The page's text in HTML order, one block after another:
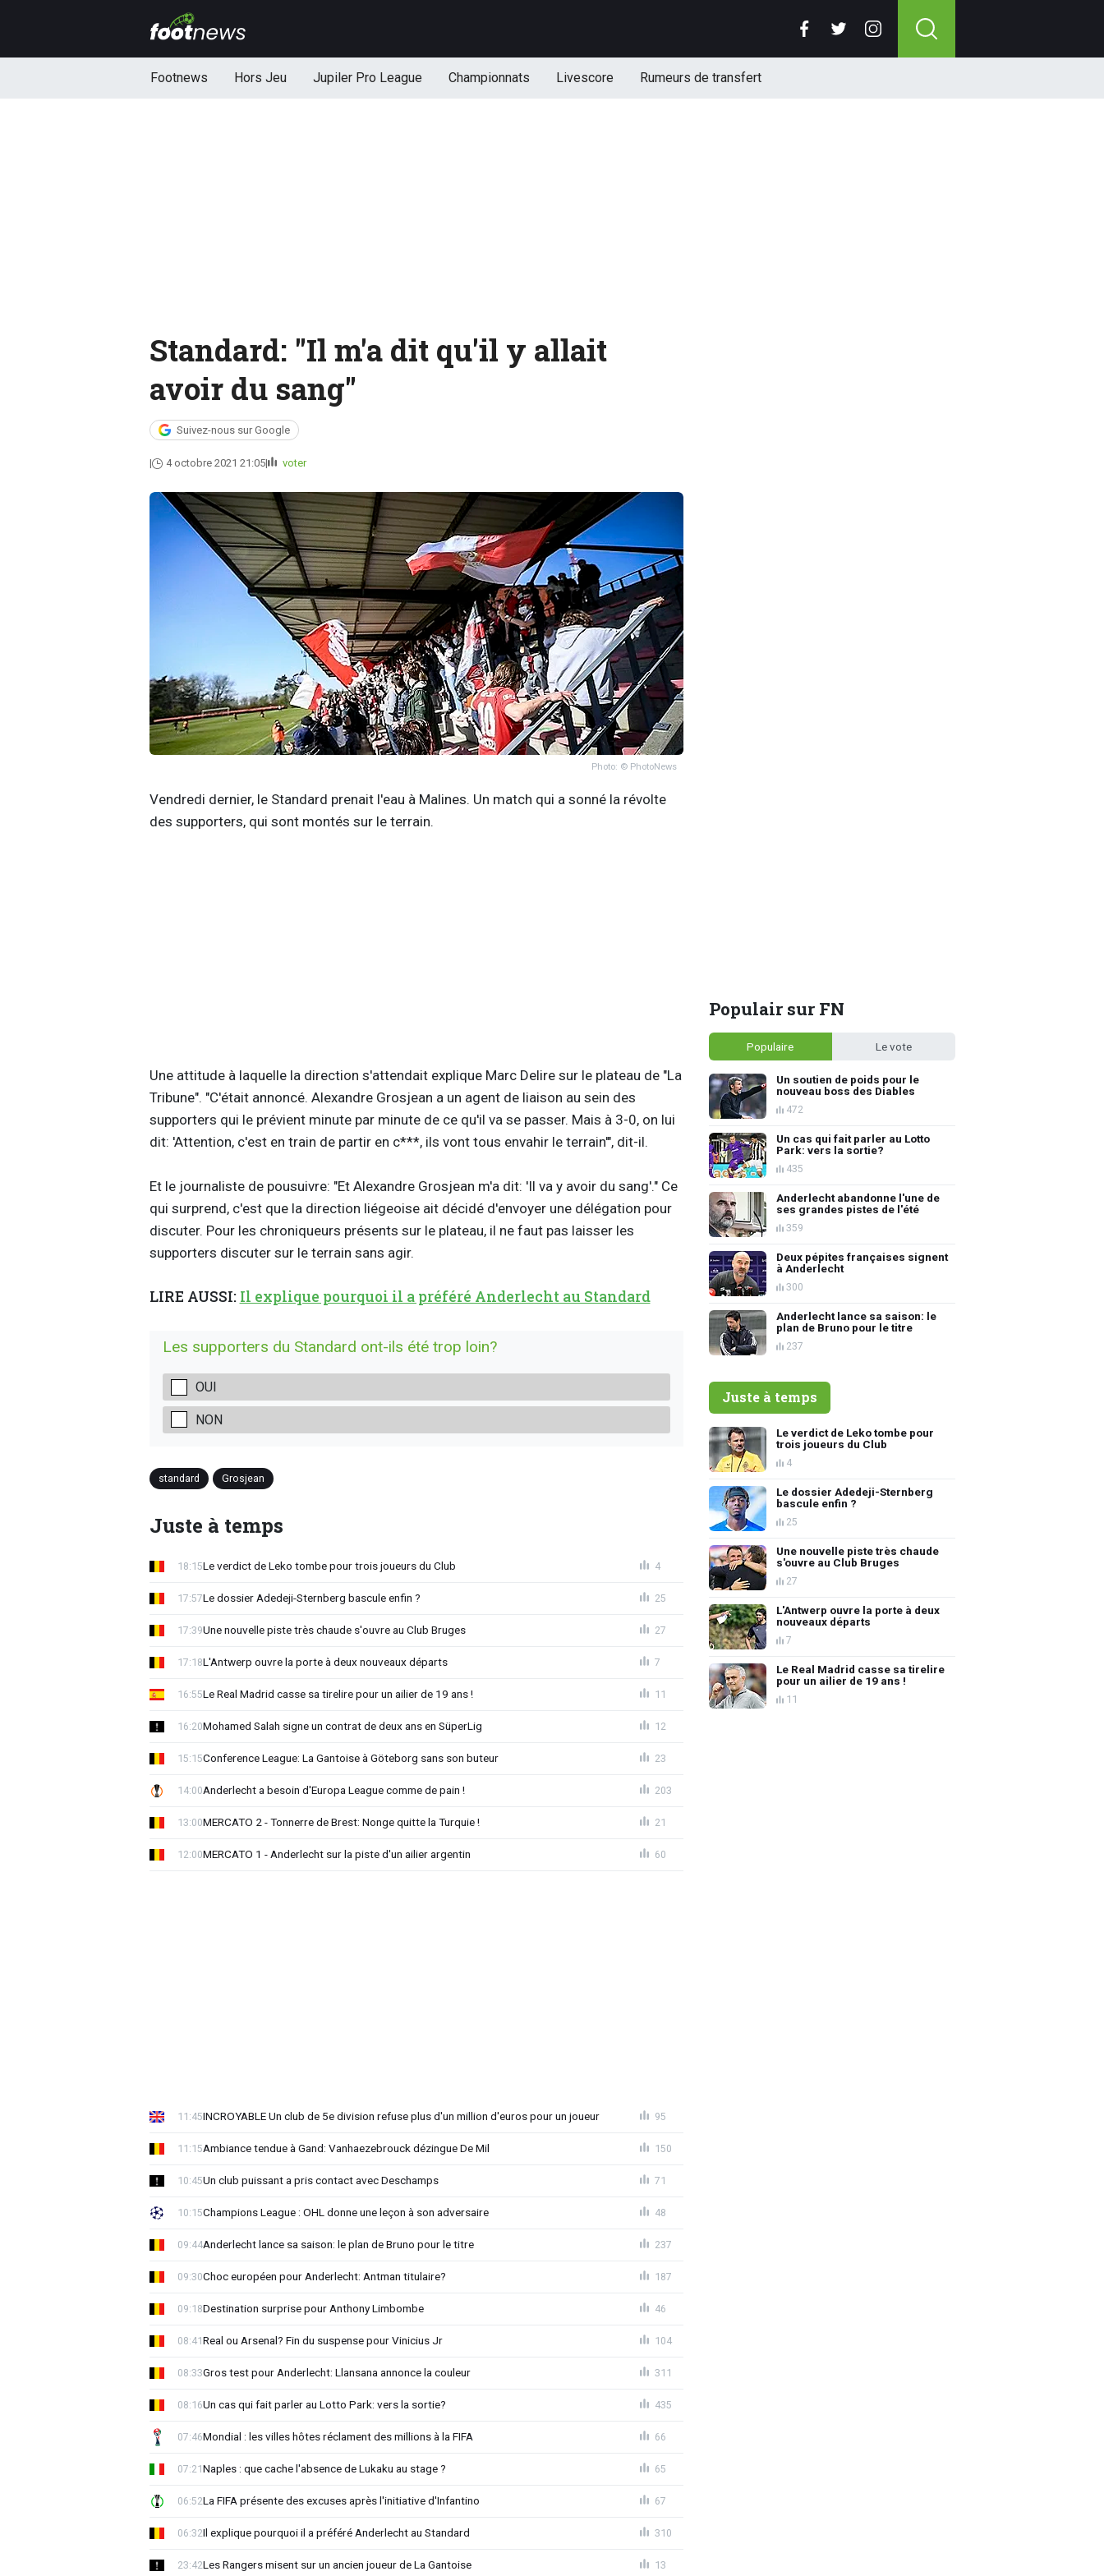
Footnews Hors Jeu Jupiler Pro League Championnats Livescore Rumeurs de transfert
Standard: "Il m'a dit qu'il y allait
avoir du sang"
Suivez-nous sur Google
4 octobre 2021 21:05 voter
Photo: © PhotoNews
Vendredi dernier, le Standard prenait l'eau à Malines. Un match qui a sonné la révolte
des supporters, qui sont montés sur le terrain.
Une attitude à laquelle la direction s'attendait explique Marc Delire sur le plateau de "La
Tribune". "C'était annoncé. Alexandre Grosjean a un agent de liaison au sein des
supporters qui le prévient minute par minute de ce qu'il va se passer. Mais à 3-0, on lui
dit: 'Attention, c'est en train de partir en c***, ils vont tous envahir le terrain'", dit-il.
Et le journaliste de pousuivre: "Et Alexandre Grosjean m'a dit: 'Il va y avoir du sang'." Ce
qui surprend, c'est que la direction liégeoise ait décidé d'envoyer une délégation pour
discuter. Pour les chroniqueurs présents sur le plateau, il ne faut pas laisser les
supporters discuter sur le terrain sans agir.
LIRE AUSSI: Il explique pourquoi il a préféré Anderlecht au Standard
Les supporters du Standard ont-ils été trop loin?
OUI
NON
standard Grosjean
Juste à temps
Le verdict de Leko tombe pour trois joueurs du Club
18:15 4
Le dossier Adedeji-Sternberg bascule enfin ?
17:57 25
Une nouvelle piste très chaude s'ouvre au Club Bruges
17:39 27
L'Antwerp ouvre la porte à deux nouveaux départs
17:18 7
Le Real Madrid casse sa tirelire pour un ailier de 19 ans !
16:55 11
Mohamed Salah signe un contrat de deux ans en SüperLig
16:20 12
Conference League: La Gantoise à Göteborg sans son buteur
15:15 23
Anderlecht a besoin d'Europa League comme de pain !
14:00 203
MERCATO 2 - Tonnerre de Brest: Nonge quitte la Turquie !
13:00 21
MERCATO 1 - Anderlecht sur la piste d'un ailier argentin
12:00 60
INCROYABLE Un club de 5e division refuse plus d'un million d'euros pour un joueur
11:45 95
Ambiance tendue à Gand: Vanhaezebrouck dézingue De Mil
11:15 150
Un club puissant a pris contact avec Deschamps
10:45 71
Champions League : OHL donne une leçon à son adversaire
10:15 48
Anderlecht lance sa saison: le plan de Bruno pour le titre
09:44 237
Choc européen pour Anderlecht: Antman titulaire?
09:30 187
Destination surprise pour Anthony Limbombe
09:18 46
Real ou Arsenal? Fin du suspense pour Vinicius Jr
08:41 104
Gros test pour Anderlecht: Llansana annonce la couleur
08:33 311
Un cas qui fait parler au Lotto Park: vers la sortie?
08:16 435
Mondial : les villes hôtes réclament des millions à la FIFA
07:46 66
Naples : que cache l'absence de Lukaku au stage ?
07:21 65
La FIFA présente des excuses après l'initiative d'Infantino
06:52 67
Il explique pourquoi il a préféré Anderlecht au Standard
06:32 310
Les Rangers misent sur un ancien joueur de La Gantoise
23:42 13
Populair sur FN
Populaire Le vote
Un soutien de poids pour le
nouveau boss des Diables
472
Un cas qui fait parler au Lotto
Park: vers la sortie?
435
Anderlecht abandonne l'une de
ses grandes pistes de l'été
359
Deux pépites françaises signent
à Anderlecht
300
Anderlecht lance sa saison: le
plan de Bruno pour le titre
237
Juste à temps
Le verdict de Leko tombe pour
trois joueurs du Club
4
Le dossier Adedeji-Sternberg
bascule enfin ?
25
Une nouvelle piste très chaude
s'ouvre au Club Bruges
27
L'Antwerp ouvre la porte à deux
nouveaux départs
7
Le Real Madrid casse sa tirelire
pour un ailier de 19 ans !
11